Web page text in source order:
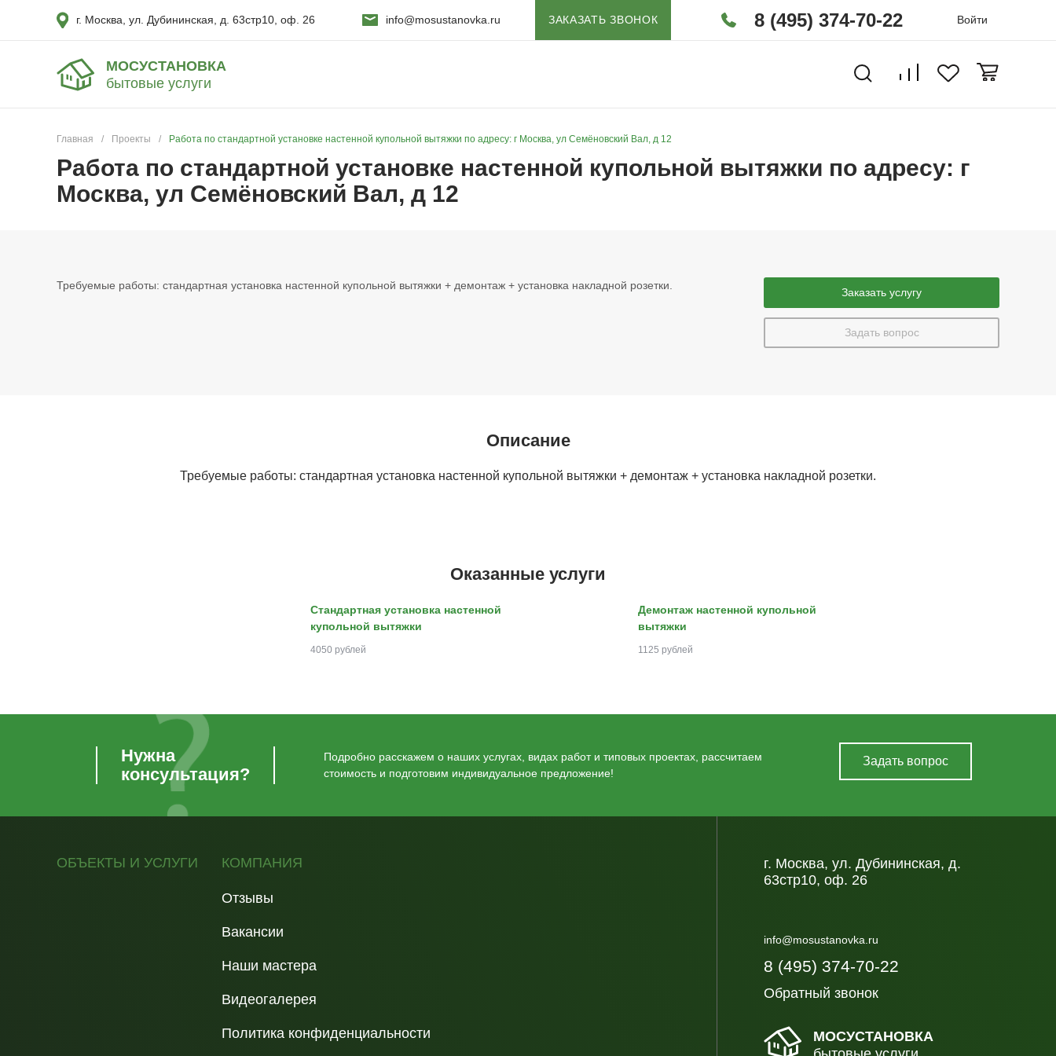
г. Москва, ул. Дубининская, д. 63стр10, оф. 26 info@mosustanovka.ru ЗАКАЗАТЬ ЗВОНОК 8 (495) 374-70-22 Войти
МОСУСТАНОВКА
бытовые услуги
Главная / Проекты / Работа по стандартной установке настенной купольной вытяжки по адресу: г Москва, ул Семёновский Вал, д 12
Работа по стандартной установке настенной купольной вытяжки по адресу: г
Москва, ул Семёновский Вал, д 12
Требуемые работы: стандартная установка настенной купольной вытяжки + демонтаж + установка накладной розетки.
Заказать услугу
Задать вопрос
Описание
Требуемые работы: стандартная установка настенной купольной вытяжки + демонтаж + установка накладной розетки.
Оказанные услуги
Стандартная установка настенной
купольной вытяжки
4050 рублей
Демонтаж настенной купольной
вытяжки
1125 рублей
Нужна
консультация?
Подробно расскажем о наших услугах, видах работ и типовых проектах, рассчитаем
стоимость и подготовим индивидуальное предложение!
Задать вопрос
ОБЪЕКТЫ И УСЛУГИ КОМПАНИЯ
Отзывы
Вакансии
Наши мастера
Видеогалерея
Политика конфиденциальности
г. Москва, ул. Дубининская, д.
63стр10, оф. 26
info@mosustanovka.ru
8 (495) 374-70-22
Обратный звонок
МОСУСТАНОВКА